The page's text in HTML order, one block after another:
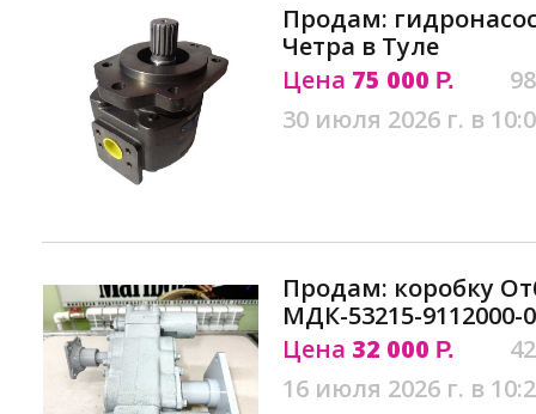
Продам:
Четра в Туле
Цена 75 000 Р.
30 июля 2026 г. в
Продам: коробку
МДК-53215-9112000-
Цена 32 000 Р.
16 июля 2026 г. в